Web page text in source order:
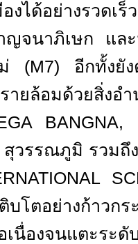
องได้อย่างรวดเ
ญจนาภิเษก และ
ม่ (M7) อีกทั้งยัง
ายล้อมด้วยสิ่งอ
วรรณภูมิ รวมถึ
บโตอย่างก้าวก
เนื่องจนแตะระ